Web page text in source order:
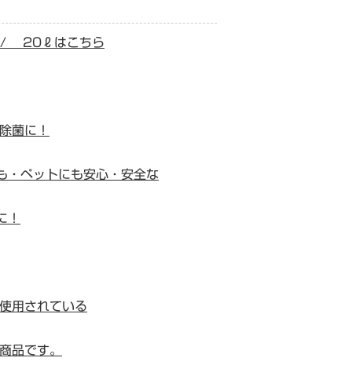
20ℓはこちら
菌に！
ペットにも安心・安全な
！
用されている
品です。